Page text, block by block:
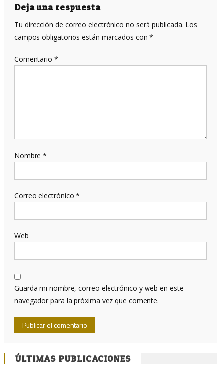
entradas
Deja una respuesta
Tu dirección de correo electrónico no será publicada. Los
campos obligatorios están marcados con *
Comentario *
Nombre *
Correo electrónico *
Web
Guarda mi nombre, correo electrónico y web en este
navegador para la próxima vez que comente.
ÚLTIMAS PUBLICACIONES